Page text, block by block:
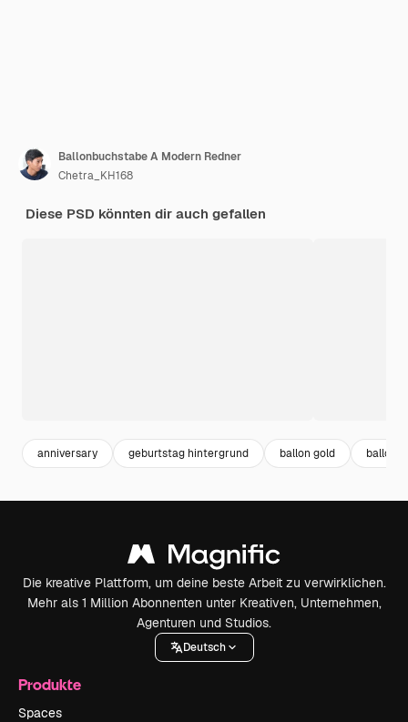
Ballonbuchstabe A Modern Redner
Chetra_KH168
Diese PSD könnten dir auch gefallen
anniversary geburtstag hintergrund ballon gold ballon
Die kreative Plattform, um deine beste Arbeit zu verwirklichen.
Mehr als 1 Million Abonnenten unter Kreativen, Unternehmen,
Agenturen und Studios.
Deutsch
Produkte
Spaces